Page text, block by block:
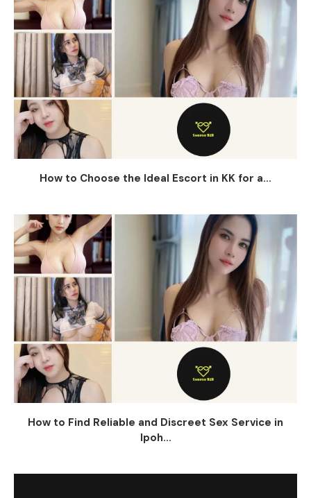
How to Choose the Ideal Escort in KK for a...
How to Find Reliable and Discreet Sex Service in
Ipoh...